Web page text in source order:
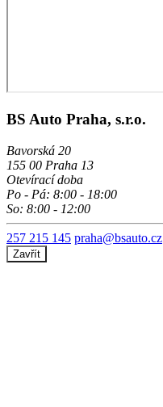
BS Auto Praha, s.r.o.
Bavorská 20
155 00 Praha 13
Otevírací doba
Po - Pá: 8:00 - 18:00
So: 8:00 - 12:00
257 215 145 praha@bsauto.cz
Zavřít